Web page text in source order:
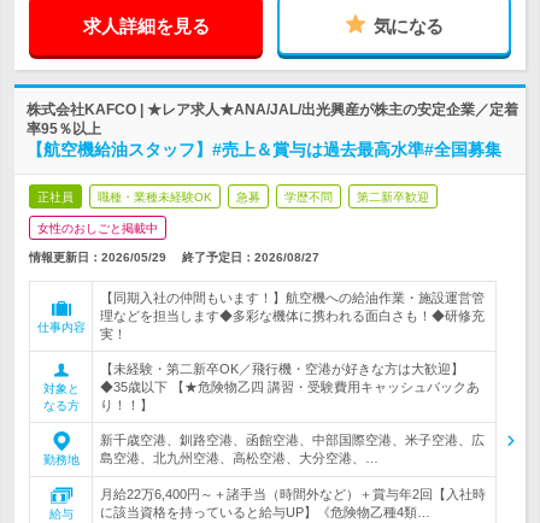
求人詳細を見る 気になる
株式会社KAFCO | ★レア求人★ANA/JAL/出光興産が株主の安定企業／定着
率95％以上
【航空機給油スタッフ】#売上＆賞与は過去最高水準#全国募集
正社員 職種・業種未経験OK 急募 学歴不問 第二新卒歓迎
女性のおしごと掲載中
情報更新日：2026/05/29 終了予定日： 2026/08/27
仕事内容
【同期入社の仲間もいます！】航空機への給油作業・施設運営管
理などを担当します◆多彩な機体に携われる面白さも！◆研修充
実！
対象と
なる方
【未経験・第二新卒OK／飛行機・空港が好きな方は大歓迎】
◆35歳以下 【★危険物乙四 講習・受験費用キャッシュバックあ
り！！】
勤務地
新千歳空港、釧路空港、函館空港、中部国際空港、米子空港、広
島空港、北九州空港、高松空港、大分空港、…
給与
月給22万6,400円～＋諸手当（時間外など）＋賞与年2回【入社時
に該当資格を持っていると給与UP】《危険物乙種4類…